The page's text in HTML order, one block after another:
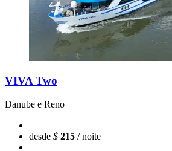
VIVA Two
Danube e Reno
desde $ 215 / noite